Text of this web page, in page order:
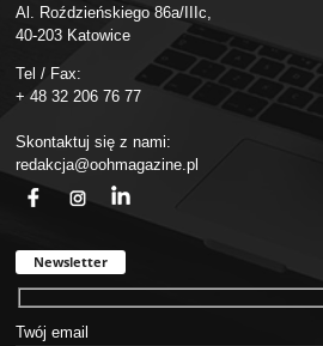
Al. Roździeńskiego 86a/IIIc,
40-203 Katowice
Tel / Fax:
+ 48 32 206 76 77
Skontaktuj się z nami:
redakcja@oohmagazine.pl
Newsletter
Twój email